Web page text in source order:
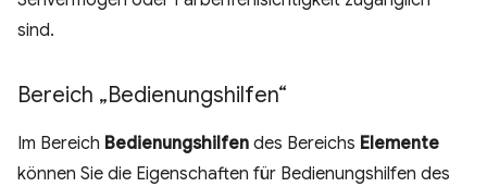
sind.
Bereich „Bedienungshilfen“
Im Bereich Bedienungshilfen des Bereichs Elemente
können Sie die Eigenschaften für Bedienungshilfen des